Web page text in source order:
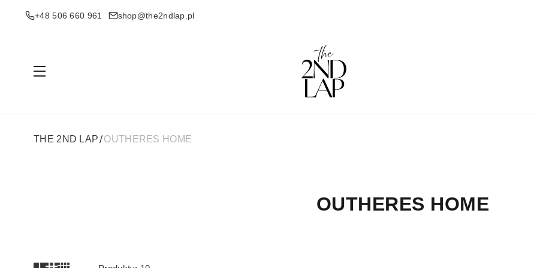
+48 506 660 961 shop@the2ndlap.pl
Menu
THE 2ND LAP OUTHERES HOME
OUTHERES HOME